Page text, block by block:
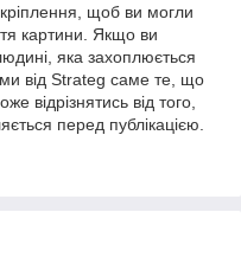
щоб ви могли
картини. Якщо ви
яка захоплюється
від Strateg саме те, що
відрізнятись від того,
перед публікацією.